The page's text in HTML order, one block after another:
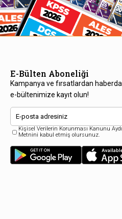
E-Bülten Aboneliği
Kampanya ve fırsatlardan
e-bültenimize kayıt olun!
Kişisel Verilerin Korunması Kanunu
Metnini kabul etmiş olursunuz.